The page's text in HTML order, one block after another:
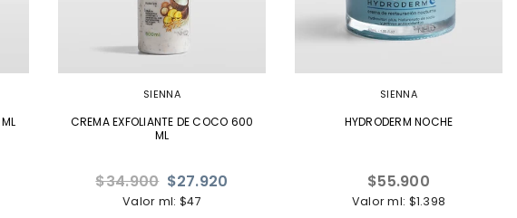
SIENNA
CREMA EXFOLIANTE DE COCO 600
ML
Precio
habitual
$34.900 $27.920
Valor ml: $47
SIENNA
HYDRODERM NOCHE
Precio
habitual
$55.900
Valor ml: $1.398